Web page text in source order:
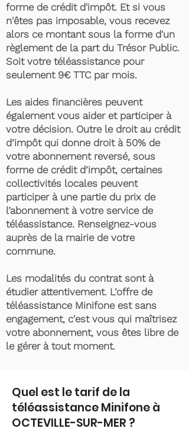
forme de crédit d'impôt. Et si vous
n'êtes pas imposable, vous recevez
alors ce montant sous la forme d'un
règlement de la part du Trésor Public.
Soit votre téléassistance pour
seulement 9€ TTC par mois.
Les aides financières peuvent
également vous aider et participer à
votre décision. Outre le droit au crédit
d’impôt qui donne droit à 50% de
votre abonnement reversé, sous
forme de crédit d’impôt, certaines
collectivités locales peuvent
participer à une partie du prix de
l’abonnement à votre service de
téléassistance. Renseignez-vous
auprès de la mairie de votre
commune.
Les modalités du contrat sont à
étudier attentivement. L’offre de
téléassistance Minifone est sans
engagement, c'est vous qui maîtrisez
votre abonnement, vous êtes libre de
le gérer à tout moment.
Quel est le tarif de la
téléassistance Minifone à
OCTEVILLE-SUR-MER ?